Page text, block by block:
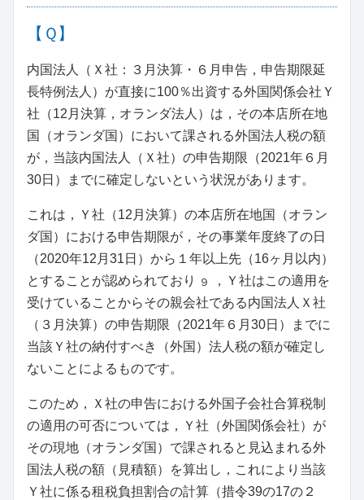
【Ｑ】
内国法人（Ｘ社：３月決算・６月申告，申告期限延
長特例法人）が直接に100％出資する外国関係会社Ｙ
社（12月決算，オランダ法人）は，その本店所在地
国（オランダ国）において課される外国法人税の額
が，当該内国法人（Ｘ社）の申告期限（2021年６月
30日）までに確定しないという状況があります。
これは，Ｙ社（12月決算）の本店所在地国（オラン
ダ国）における申告期限が，その事業年度終了の日
（2020年12月31日）から１年以上先（16ヶ月以内）
とすることが認められており
９
，Ｙ社はこの適用を
受けていることからその親会社である内国法人Ｘ社
（３月決算）の申告期限（2021年６月30日）までに
当該Ｙ社の納付すべき（外国）法人税の額が確定し
ないことによるものです。
このため，Ｘ社の申告における外国子会社合算税制
の適用の可否については，Ｙ社（外国関係会社）が
その現地（オランダ国）で課されると見込まれる外
国法人税の額（見積額）を算出し，これにより当該
Ｙ社に係る租税負担割合の計算（措令39の17の２